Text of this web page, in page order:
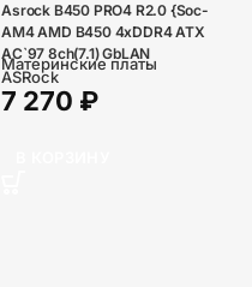
Asrock B450 PRO4 R2.0 {Soc-
AM4 AMD B450 4xDDR4 ATX
AC`97 8ch(7.1) GbLAN
RAID+VGA+HDMI+DP}
Материнские платы
ASRock
7 270 ₽